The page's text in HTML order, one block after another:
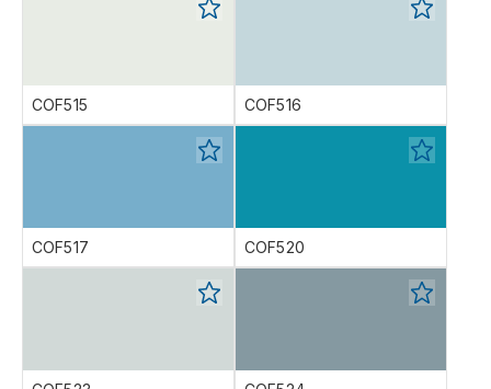
COF515 COF516
COF517 COF520